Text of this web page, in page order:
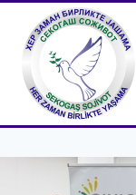
content